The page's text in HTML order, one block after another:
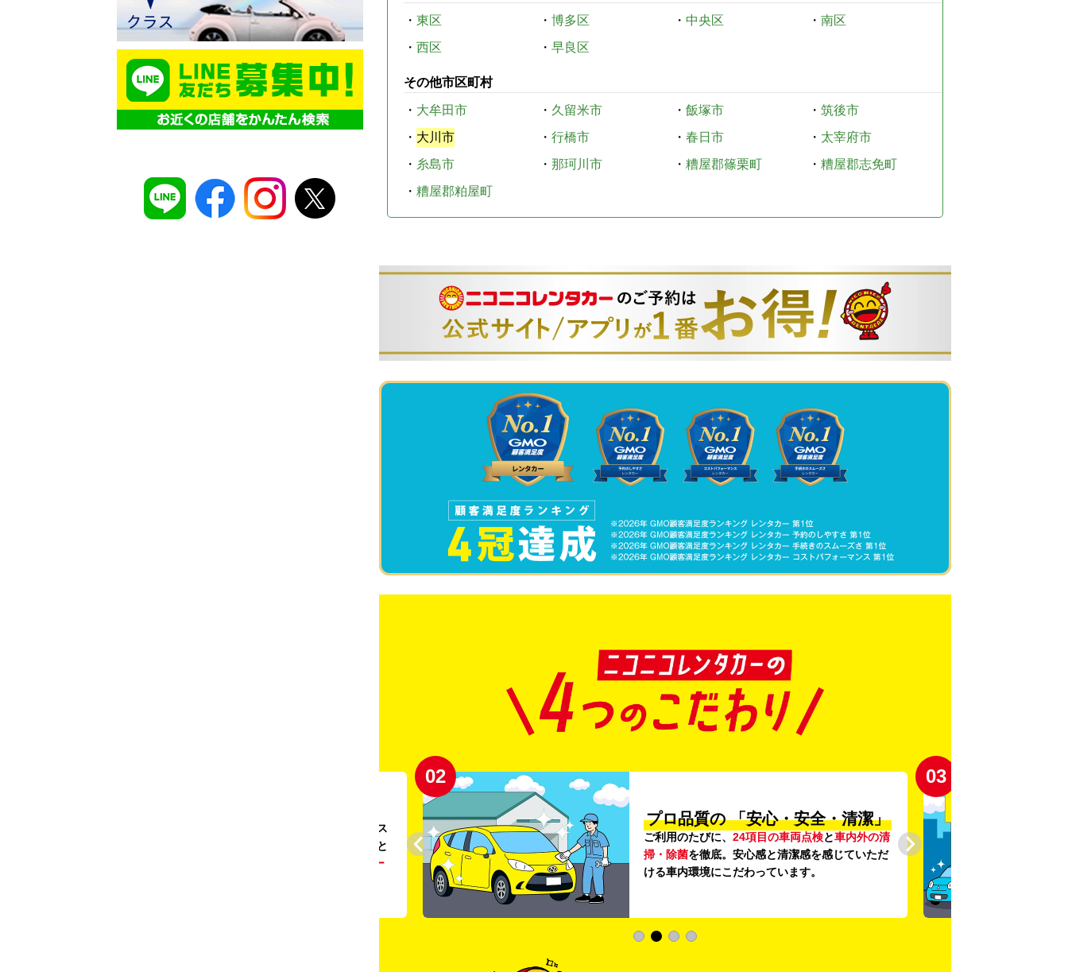
・ 東区 ・ 博多区 ・ 中央区 ・ 南区
・ 西区 ・ 早良区
その他市区町村
・ 大牟田市 ・ 久留米市 ・ 飯塚市 ・ 筑後市
・ 大川市 ・ 行橋市 ・ 春日市 ・ 太宰府市
・ 糸島市 ・ 那珂川市 ・ 糟屋郡篠栗町 ・ 糟屋郡志免町
・ 糟屋郡粕屋町
。ガソリンス
タンドや整備工場の既存インフラを活用すること
リー
02
プロ品質の 「安心・安全・清潔」
ご利用のたびに、 24項目の車両点検と車内外の清
掃・除菌を徹底。安心感と清潔感を感じていただ
ける車内環境にこだわっています。
03